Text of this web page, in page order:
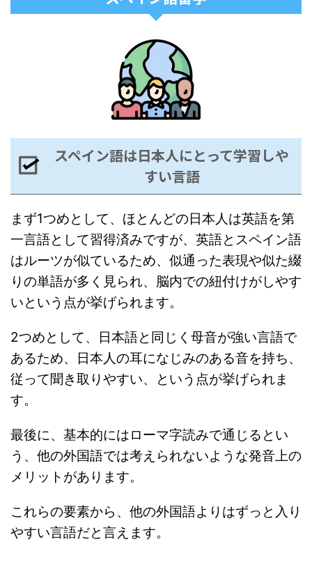
スペイン語は日本人にとって学習しや
すい言語
まず1つめとして、ほとんどの日本人は英語を第
一言語として習得済みですが、英語とスペイン語
はルーツが似ているため、似通った表現や似た綴
りの単語が多く見られ、脳内での紐付けがしやす
いという点が挙げられます。
2つめとして、日本語と同じく母音が強い言語で
あるため、日本人の耳になじみのある音を持ち、
従って聞き取りやすい、という点が挙げられま
す。
最後に、基本的にはローマ字読みで通じるとい
う、他の外国語では考えられないような発音上の
メリットがあります。
これらの要素から、他の外国語よりはずっと入り
やすい言語だと言えます。